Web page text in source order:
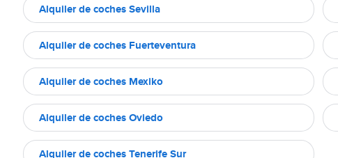
Alquiler de coches Sevilla
Alquiler de coches Fuerteventura
Alquiler de coches Mexiko
Alquiler de coches Oviedo
Alquiler de coches Tenerife Sur